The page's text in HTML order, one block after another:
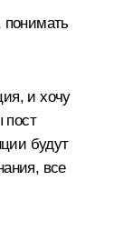
понимать
и хочу
пост
будут
все